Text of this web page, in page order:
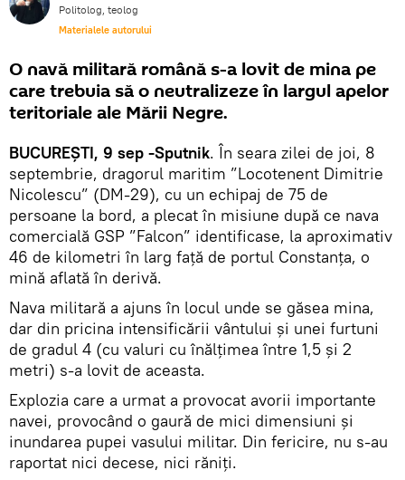
Politolog, teolog
Materialele autorului
O navă militară română s-a lovit de mina pe
care trebuia să o neutralizeze în largul apelor
teritoriale ale Mării Negre.
BUCUREȘTI, 9 sep -Sputnik. În seara zilei de joi, 8
septembrie, dragorul maritim ”Locotenent Dimitrie
Nicolescu” (DM-29), cu un echipaj de 75 de
persoane la bord, a plecat în misiune după ce nava
comercială GSP ”Falcon” identificase, la aproximativ
46 de kilometri în larg față de portul Constanța, o
mină aflată în derivă.
Nava militară a ajuns în locul unde se găsea mina,
dar din pricina intensificării vântului și unei furtuni
de gradul 4 (cu valuri cu înălțimea între 1,5 și 2
metri) s-a lovit de aceasta.
Explozia care a urmat a provocat avorii importante
navei, provocând o gaură de mici dimensiuni și
inundarea pupei vasului militar. Din fericire, nu s-au
raportat nici decese, nici răniți.